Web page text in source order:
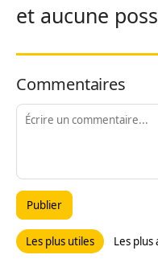
et aucune
Commentaires
Publier
Les plus utiles Les plus